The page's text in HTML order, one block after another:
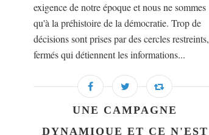
exigence de notre époque et nous ne sommes
qu'à la préhistoire de la démocratie. Trop de
décisions sont prises par des cercles restreints,
fermés qui détiennent les informations...
UNE CAMPAGNE
DYNAMIQUE ET CE N'EST